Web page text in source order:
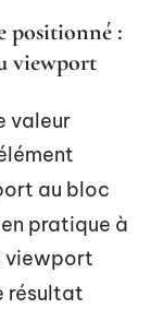
positionné :
viewport
valeur
au bloc
pratique à
viewport
résultat